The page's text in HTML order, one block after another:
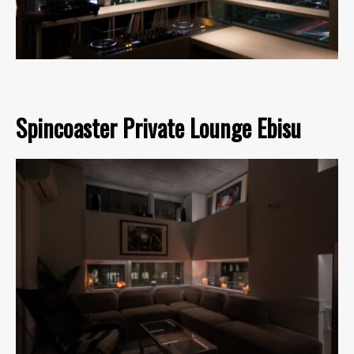
Spincoaster Private Lounge Ebisu